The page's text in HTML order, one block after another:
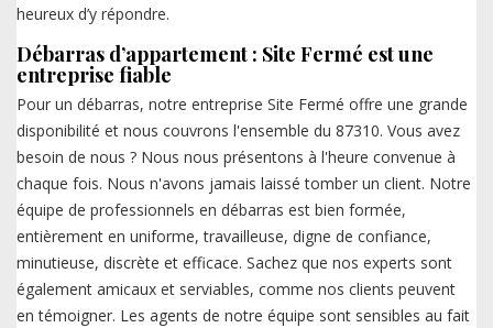
heureux d’y répondre.
Débarras d’appartement : Site Fermé est une
entreprise fiable
Pour un débarras, notre entreprise Site Fermé offre une grande
disponibilité et nous couvrons l'ensemble du 87310. Vous avez
besoin de nous ? Nous nous présentons à l'heure convenue à
chaque fois. Nous n'avons jamais laissé tomber un client. Notre
équipe de professionnels en débarras est bien formée,
entièrement en uniforme, travailleuse, digne de confiance,
minutieuse, discrète et efficace. Sachez que nos experts sont
également amicaux et serviables, comme nos clients peuvent
en témoigner. Les agents de notre équipe sont sensibles au fait